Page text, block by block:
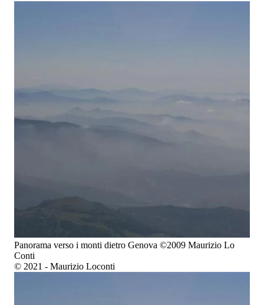
Panorama verso i monti dietro Genova ©2009 Maurizio Lo
Conti
© 2021 - Maurizio Loconti